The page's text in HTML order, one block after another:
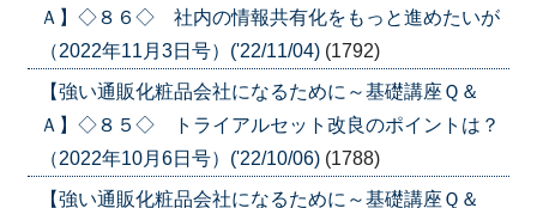
Ａ】◇８６◇ 社内の情報共有化をもっと進めたいが
（2022年11月3日号）('22/11/04) (1792)
【強い通販化粧品会社になるために～基礎講座Ｑ＆
Ａ】◇８５◇ トライアルセット改良のポイントは？
（2022年10月6日号）('22/10/06) (1788)
【強い通販化粧品会社になるために～基礎講座Ｑ＆